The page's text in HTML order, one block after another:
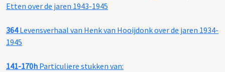
Etten over de jaren 1943-1945
364Levensverhaal van Henk van Hooijdonk over de jaren 1934-
1945
141-170h Particuliere stukken van: